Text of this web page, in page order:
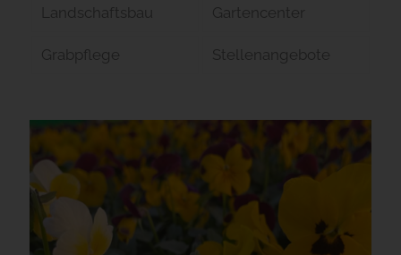
Landschaftsbau
Gartencenter
Grabpflege Stellenangebote